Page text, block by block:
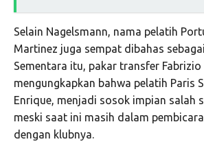
Selain Nagelsmann, nama pelatih
Martinez juga sempat dibahas
Sementara itu, pakar transfer
mengungkapkan bahwa pelatih Paris
Enrique, menjadi sosok impian salah
meski saat ini masih dalam
dengan klubnya.